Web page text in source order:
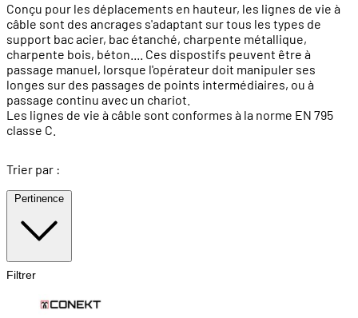
Conçu pour les déplacements en hauteur, les lignes de vie à
câble sont des ancrages s'adaptant sur tous les types de
support bac acier, bac étanché, charpente métallique,
charpente bois, béton.... Ces dispostifs peuvent être à
passage manuel, lorsque l'opérateur doit manipuler ses
longes sur des passages de points intermédiaires, ou à
passage continu avec un chariot.
Les lignes de vie à câble sont conformes à la norme EN 795
classe C.
Trier par :
Pertinence
Filtrer